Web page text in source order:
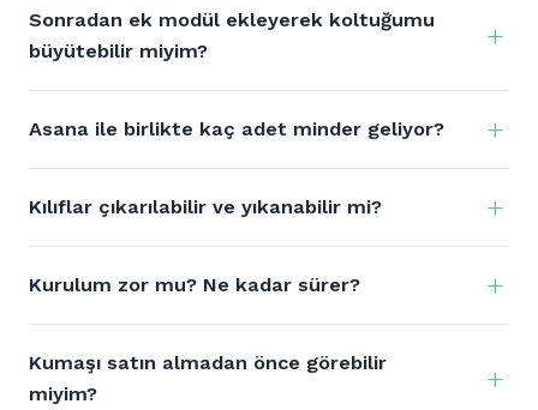
Sonradan ek modül ekleyerek koltuğumu
büyütebilir miyim?
Asana ile birlikte kaç adet minder geliyor?
Kılıflar çıkarılabilir ve yıkanabilir mi?
Kurulum zor mu? Ne kadar sürer?
Kumaşı satın almadan önce görebilir
miyim?